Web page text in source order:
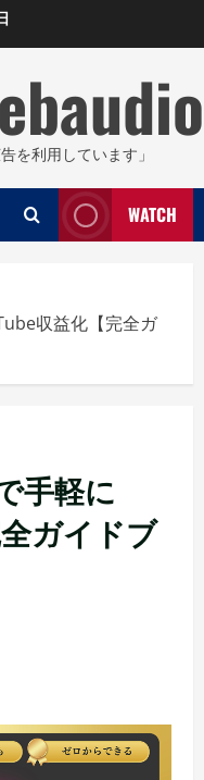
を利用しています」
WATCH
収益化【完全ガ
手軽に
全ガイドブ